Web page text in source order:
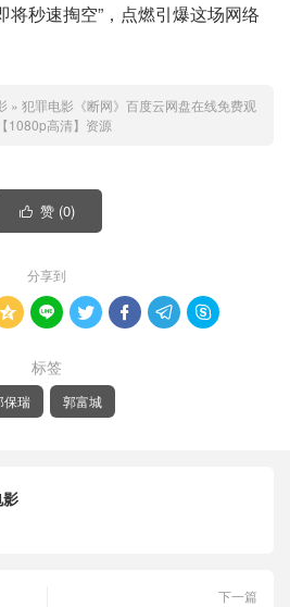
秒速掏空”，点燃引爆这场网络
» 犯罪电影《断网》百度云网盘在线免费观
1080p高清】资源
 赞 (0)
分享到
     
标签
保瑞 郭富城
下一篇